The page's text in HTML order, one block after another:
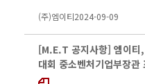
(주)엠이티2024-09-09
[M.E.T 공지사항] 엠이티
대회 중소벤처기업부장관